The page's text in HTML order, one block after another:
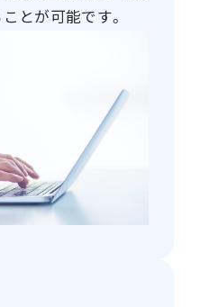
とが可能です。